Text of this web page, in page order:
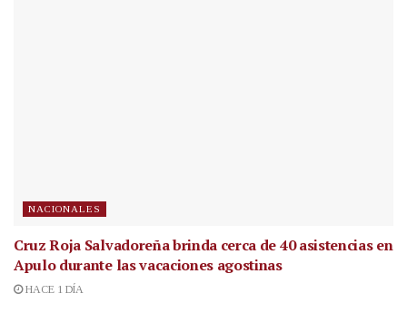
NACIONALES
Cruz Roja Salvadoreña brinda cerca de 40 asistencias en
Apulo durante las vacaciones agostinas
HACE 1 DÍA